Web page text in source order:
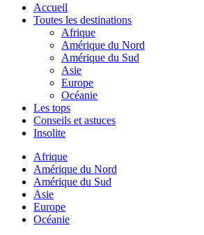
Accueil
Toutes les destinations
Afrique
Amérique du Nord
Amérique du Sud
Asie
Europe
Océanie
Les tops
Conseils et astuces
Insolite
Afrique
Amérique du Nord
Amérique du Sud
Asie
Europe
Océanie